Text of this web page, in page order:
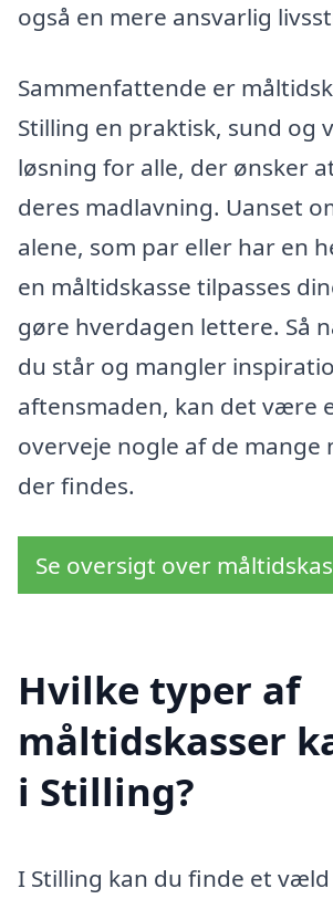
også en mere ansvarlig
Sammenfattende er
Stilling en praktisk, sund og
løsning for alle, der ønsker
deres madlavning. Uanset
alene, som par eller har en
en måltidskasse tilpasses
gøre hverdagen lettere. Så
du står og mangler
aftensmaden, kan det være
overveje nogle af de mange
der findes.
Se oversigt over
Hvilke typer af
måltidskasser
i Stilling?
I Stilling kan du finde et